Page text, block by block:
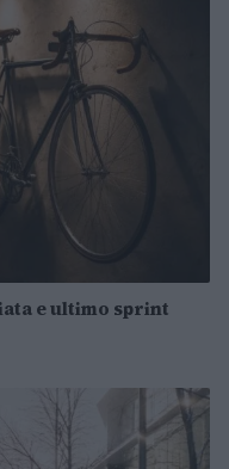
e ultimo sprint